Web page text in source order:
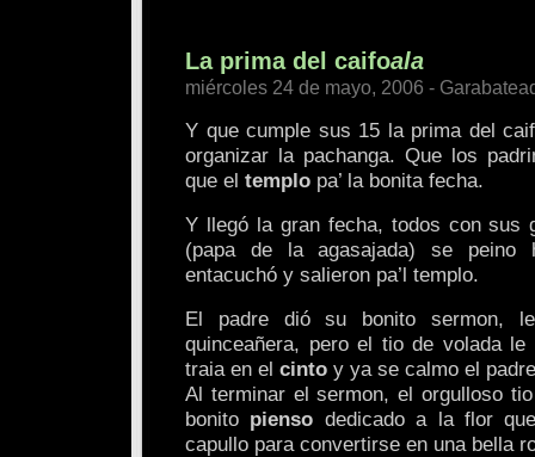
La prima del caifoala
miércoles 24 de mayo, 2006 -
Y que cumple sus 15 la prima del
organizar la pachanga. Que los
que el templo pa’ la bonita fecha.
Y llegó la gran fecha, todos con sus
(papa de la agasajada) se peino
entacuchó y salieron pa’l templo.
El padre dió su bonito sermon,
quinceañera, pero el tio de volada
traia en el cinto y ya se calmo el
Al terminar el sermon, el orgulloso
bonito pienso dedicado a la flor
capullo para convertirse en una bella